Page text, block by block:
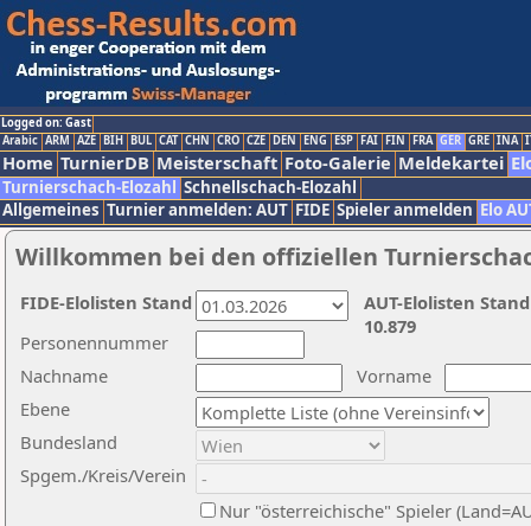
Logged on: Gast
Arabic ARM AZE BIH BUL CAT CHN CRO CZE DEN ENG ESP FAI FIN FRA GER GRE INA
Home TurnierDB Meisterschaft Foto-Galerie Meldekartei
Turnierschach-Elozahl Schnellschach-Elozahl
Allgemeines Turnier anmelden: AUT FIDE Spieler anmelden Elo
Willkommen bei den offiziellen
Nachname
Vorname
Ebene
Personennummer
Bundesland
Spgem./Kreis/Verein
Nur "österreichische" Spieler
AUT-Elolisten
10.879
FIDE-Elolisten Stand